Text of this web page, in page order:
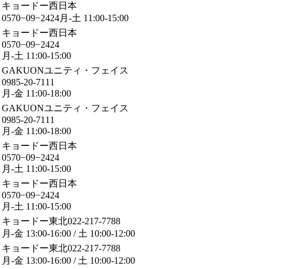
キョードー西日本
0570−09−2424月-土 11:00-15:00
キョードー西日本
0570−09−2424
月-土 11:00-15:00
GAKUONユニティ・フェイス
0985-20-7111
月-金 11:00-18:00
GAKUONユニティ・フェイス
0985-20-7111
月-金 11:00-18:00
キョードー西日本
0570−09−2424
月-土 11:00-15:00
キョードー西日本
0570−09−2424
月-土 11:00-15:00
キョードー東北022-217-7788
月-金 13:00-16:00 / 土 10:00-12:00
キョードー東北022-217-7788
月-金 13:00-16:00 / 土 10:00-12:00